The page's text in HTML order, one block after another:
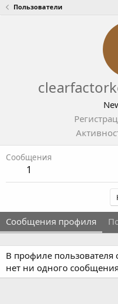
Пользователи
Сообщения
1
Сообщения профиля
В профиле пользователя
нет ни одного